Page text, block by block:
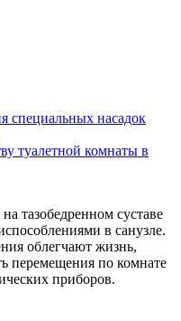
специальных насадок
туалетной комнаты в
тазобедренном суставе
в санузле.
облегчают жизнь,
перемещения по комнате
приборов.